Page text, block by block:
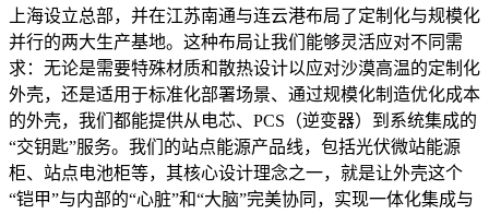
上海设立总部，并在江苏南通与连云港布局了定制化与规模化
并行的两大生产基地。这种布局让我们能够灵活应对不同需
求：无论是需要特殊材质和散热设计以应对沙漠高温的定制化
外壳，还是适用于标准化部署场景、通过规模化制造优化成本
的外壳，我们都能提供从电芯、PCS（逆变器）到系统集成的
“交钥匙”服务。我们的站点能源产品线，包括光伏微站能源
柜、站点电池柜等，其核心设计理念之一，就是让外壳这个
“铠甲”与内部的“心脏”和“大脑”完美协同，实现一体化集成与